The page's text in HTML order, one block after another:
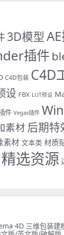
3D模型
插件
C4D包装 C4D
设 FBX LUT预设
件 Vegas插件
素材 后期特
素材 文本类 材质
精选资源
4D 三维包装建